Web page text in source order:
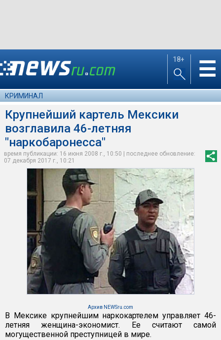
18+ ☰
КРИМИНАЛ
Крупнейший картель Мексики
возглавила 46-летняя
"наркобаронесса"
время публикации: 16 июня 2008 г., 10:50 | последнее обновление:
07 декабря 2017 г., 10:21
Архив NEWSru.com
В Мексике крупнейшим наркокартелем управляет 46-
летняя женщина-экономист. Ее считают самой
могущественной преступницей в мире.